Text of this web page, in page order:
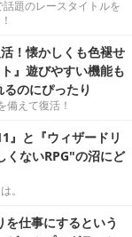
題のレースタイトルを
！懐かしくも色褪せ
』遊びやすい機能も
のにぴったり
備えて復活！
』と『ウィザードリ
くないRPG"の沼にど
。
を仕事にするという